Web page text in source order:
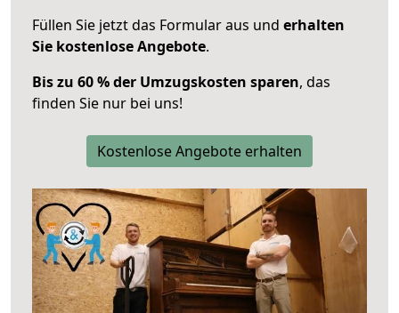
Füllen Sie jetzt das Formular aus und erhalten
Sie kostenlose Angebote.
Bis zu 60 % der Umzugskosten sparen, das
finden Sie nur bei uns!
Kostenlose Angebote erhalten